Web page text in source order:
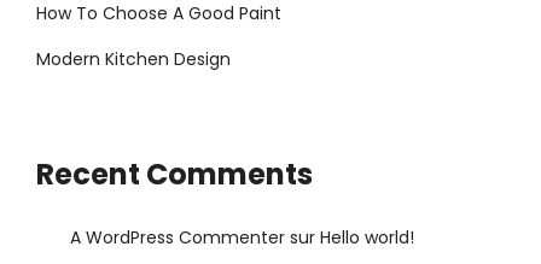
How To Choose A Good Paint
Modern Kitchen Design
Recent Comments
A WordPress Commenter sur Hello world!